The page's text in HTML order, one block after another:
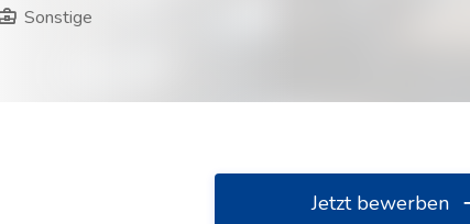
Sonstige
Jetzt bewerben